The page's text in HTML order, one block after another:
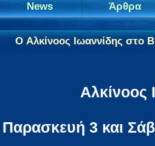
News Άρθρα
O Αλκίνοος Ιωαννίδης στο
Αλκίνοος
Παρασκευή 3 και